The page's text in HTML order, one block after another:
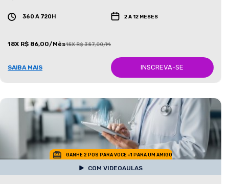
360 A 720H 2 A 12 MESES
18X R$ 86,00/Mês18X R$ 387,00/Mês
SAIBA MAIS INSCREVA-SE
GANHE 2 POS PARA VOCE +1 PARA UM AMIGO
COM VIDEOAULAS